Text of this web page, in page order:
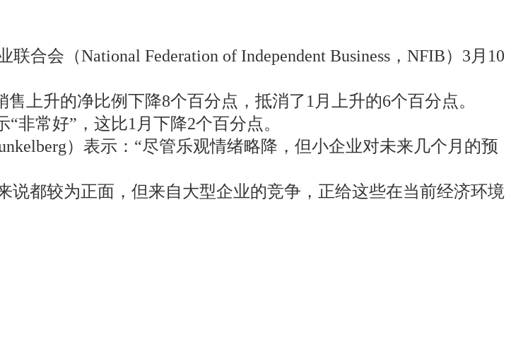
合会（National Federation of Independent Business，NFIB）3月10
上升的净比例下降8个百分点，抵消了1月上升的6个百分点。
非常好”，这比1月下降2个百分点。
）表示：“尽管乐观情绪略降，但小企业对未来几个月的预
说都较为正面，但来自大型企业的竞争，正给这些在当前经济环境